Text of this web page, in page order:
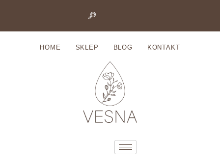
HOME SKLEP BLOG KONTAKT